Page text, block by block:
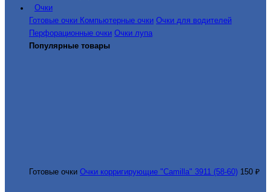
Очки
Готовые очки Компьютерные очки Очки для водителей
Перфорационные очки Очки лупа
Популярные товары
Готовые очки Очки корригирующие "Camilla" 3911 (58-60) 150 ₽